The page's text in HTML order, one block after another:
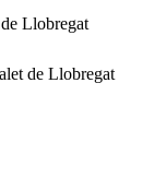
Llobregat
de Llobregat